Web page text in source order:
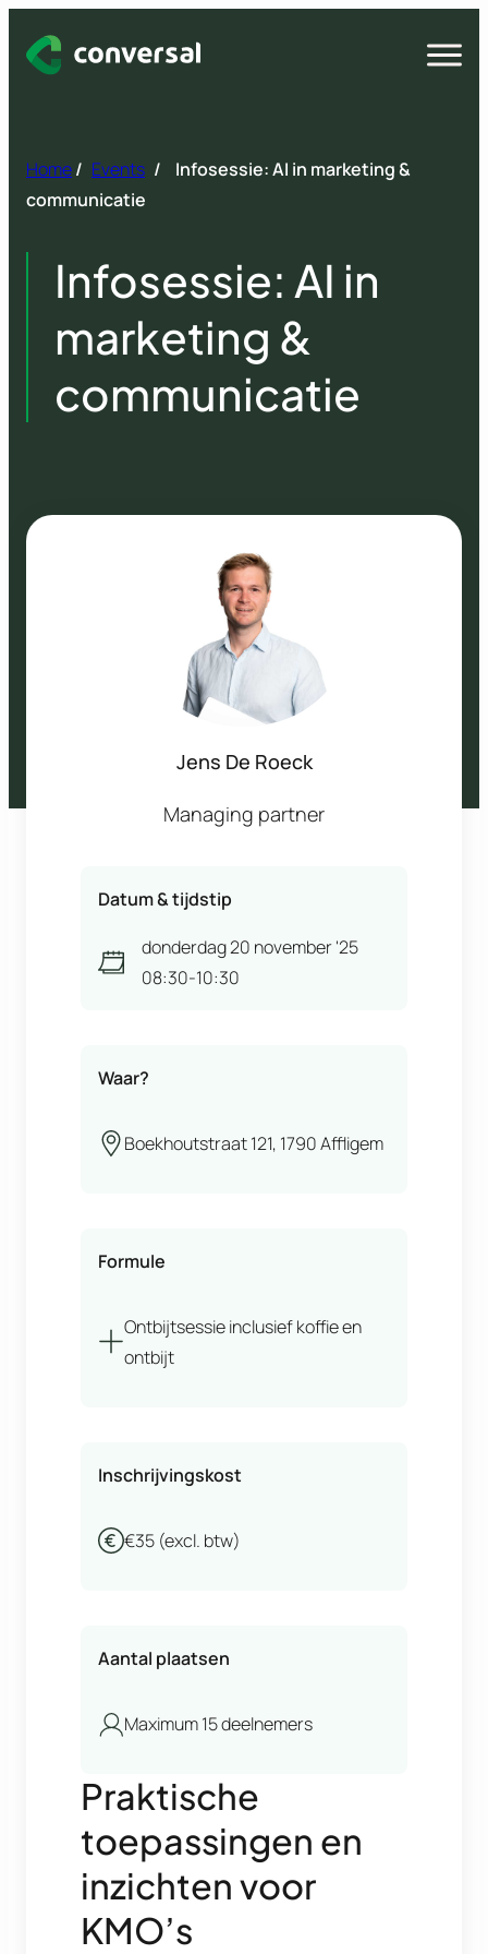
naar
Open
Home/ Events /
Infosessie: AI in marketing &
communicatie
Infosessie: AI in
marketing &
communicatie
Praktische
toepassingen en
inzichten voor
KMO’s
Jens De Roeck
Managing partner
Datum & tijdstip
donderdag 20 november '25
08:30-10:30
Waar?
Boekhoutstraat 121, 1790 Affligem
Formule
Ontbijtsessie inclusief koffie en
ontbijt
Inschrijvingskost
€35 (excl. btw)
Aantal plaatsen
Maximum 15 deelnemers